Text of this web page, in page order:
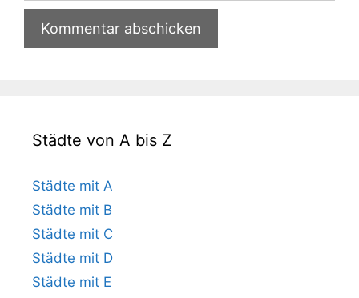
Städte von A bis Z
Städte mit A
Städte mit B
Städte mit C
Städte mit D
Städte mit E